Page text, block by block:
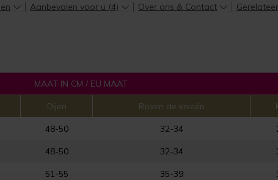
Aanbevolen voor u (4) Over ons & Contact
MAAT IN CM / EU MAAT
Dijen Boven de knieën
48-50 32-34
48-50 32-34
51-55 35-39